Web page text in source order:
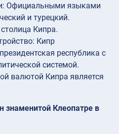
Официальными языками
и турецкий.
Кипра.
Кипр
республика с
системой.
валютой Кипра является
знаменитой Клеопатре в